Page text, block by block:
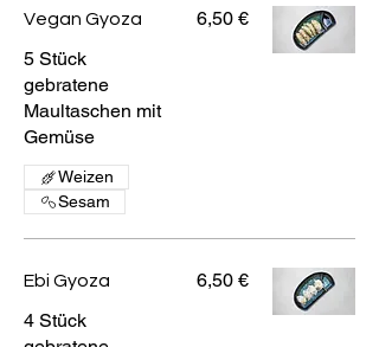
Vegan Gyoza
5 Stück
gebratene
Maultaschen mit
Gemüse
6,50 €
Weizen
Sesam
Ebi Gyoza
4 Stück
6,50 €